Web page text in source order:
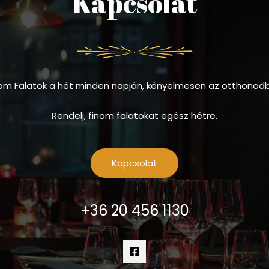
Falatok a hét minden napján, kényelmesen az
Rendelj, finom falatokat egész hétre.
Kapcsolat
+36 20 456 1130